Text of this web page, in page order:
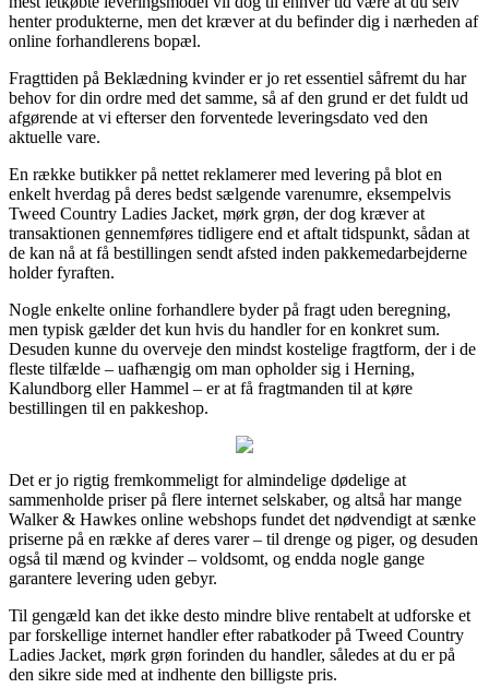
henter produkterne, men det kræver at du befinder dig i nærheden af
online forhandlerens bopæl.
Fragttiden på Beklædning kvinder er jo ret essentiel såfremt du har
behov for din ordre med det samme, så af den grund er det fuldt ud
afgørende at vi efterser den forventede leveringsdato ved den
aktuelle vare.
En række butikker på nettet reklamerer med levering på blot en
enkelt hverdag på deres bedst sælgende varenumre, eksempelvis
Tweed Country Ladies Jacket, mørk grøn, der dog kræver at
transaktionen gennemføres tidligere end et aftalt tidspunkt, sådan at
de kan nå at få bestillingen sendt afsted inden pakkemedarbejderne
holder fyraften.
Nogle enkelte online forhandlere byder på fragt uden beregning,
men typisk gælder det kun hvis du handler for en konkret sum.
Desuden kunne du overveje den mindst kostelige fragtform, der i de
fleste tilfælde – uafhængig om man opholder sig i Herning,
Kalundborg eller Hammel – er at få fragtmanden til at køre
bestillingen til en pakkeshop.
Det er jo rigtig fremkommeligt for almindelige dødelige at
sammenholde priser på flere internet selskaber, og altså har mange
Walker & Hawkes online webshops fundet det nødvendigt at sænke
priserne på en række af deres varer – til drenge og piger, og desuden
også til mænd og kvinder – voldsomt, og endda nogle gange
garantere levering uden gebyr.
Til gengæld kan det ikke desto mindre blive rentabelt at udforske et
par forskellige internet handler efter rabatkoder på Tweed Country
Ladies Jacket, mørk grøn forinden du handler, således at du er på
den sikre side med at indhente den billigste pris.